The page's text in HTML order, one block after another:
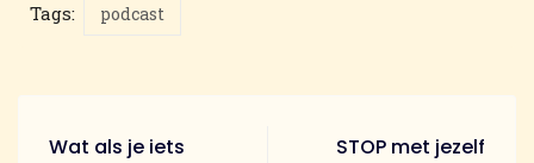
Tags: podcast
Wat als je iets
STOP met jezelf